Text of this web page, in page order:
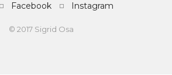
Facebook Instagram
© 2017 Sigrid Osa